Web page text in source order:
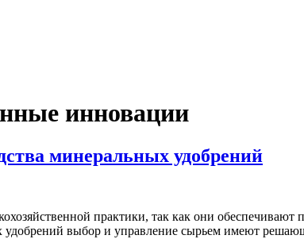
инновации
минеральных удобрений
практики, так как они обеспечивают
выбор и управление сырьем имеют